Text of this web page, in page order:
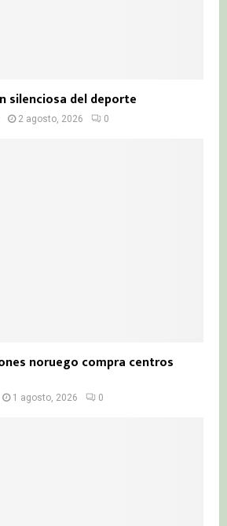
silenciosa del deporte
2 agosto, 2026 0
noruego compra centros
1 agosto, 2026 0